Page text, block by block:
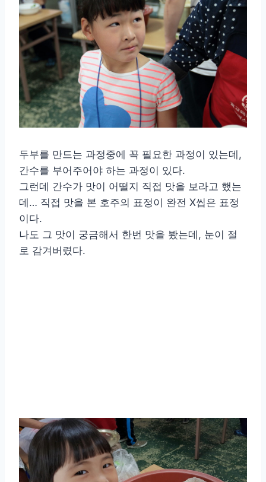
두부를 만드는 과정중에 꼭 필요한 과정이 있는데,
간수를 부어주어야 하는 과정이 있다.
그런데 간수가 맛이 어떨지 직접 맛을 보라고 했는
데… 직접 맛을 본 호주의 표정이 완전 X씹은 표정
이다.
나도 그 맛이 궁금해서 한번 맛을 봤는데, 눈이 절
로 감겨버렸다.